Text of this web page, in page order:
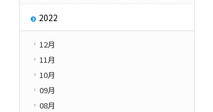
2022
12月
11月
10月
09月
08月